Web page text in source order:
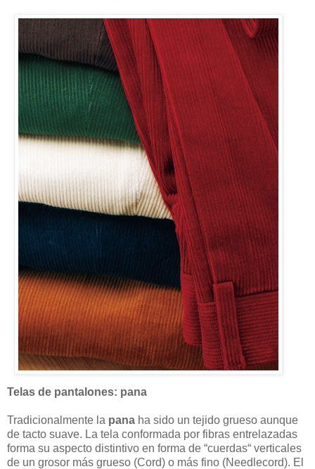
Telas de pantalones: pana
Tradicionalmente la pana ha sido un tejido grueso aunque
de tacto suave. La tela conformada por fibras entrelazadas
forma su aspecto distintivo en forma de “cuerdas“ verticales
de un grosor más grueso (Cord) o más fino (Needlecord). El